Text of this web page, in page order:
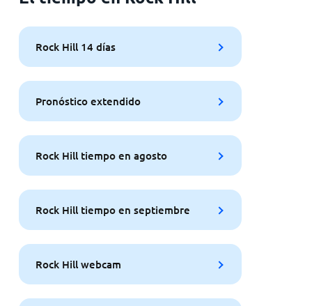
Rock Hill 14 días
Pronóstico extendido
Rock Hill tiempo en agosto
Rock Hill tiempo en septiembre
Rock Hill webcam